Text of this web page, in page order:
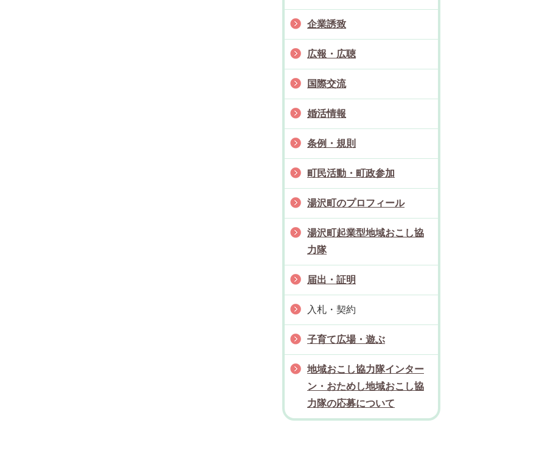
企業誘致
広報・広聴
国際交流
婚活情報
条例・規則
町民活動・町政参加
湯沢町のプロフィール
湯沢町起業型地域おこし協
力隊
届出・証明
入札・契約
子育て広場・遊ぶ
地域おこし協力隊インター
ン・おためし地域おこし協
力隊の応募について